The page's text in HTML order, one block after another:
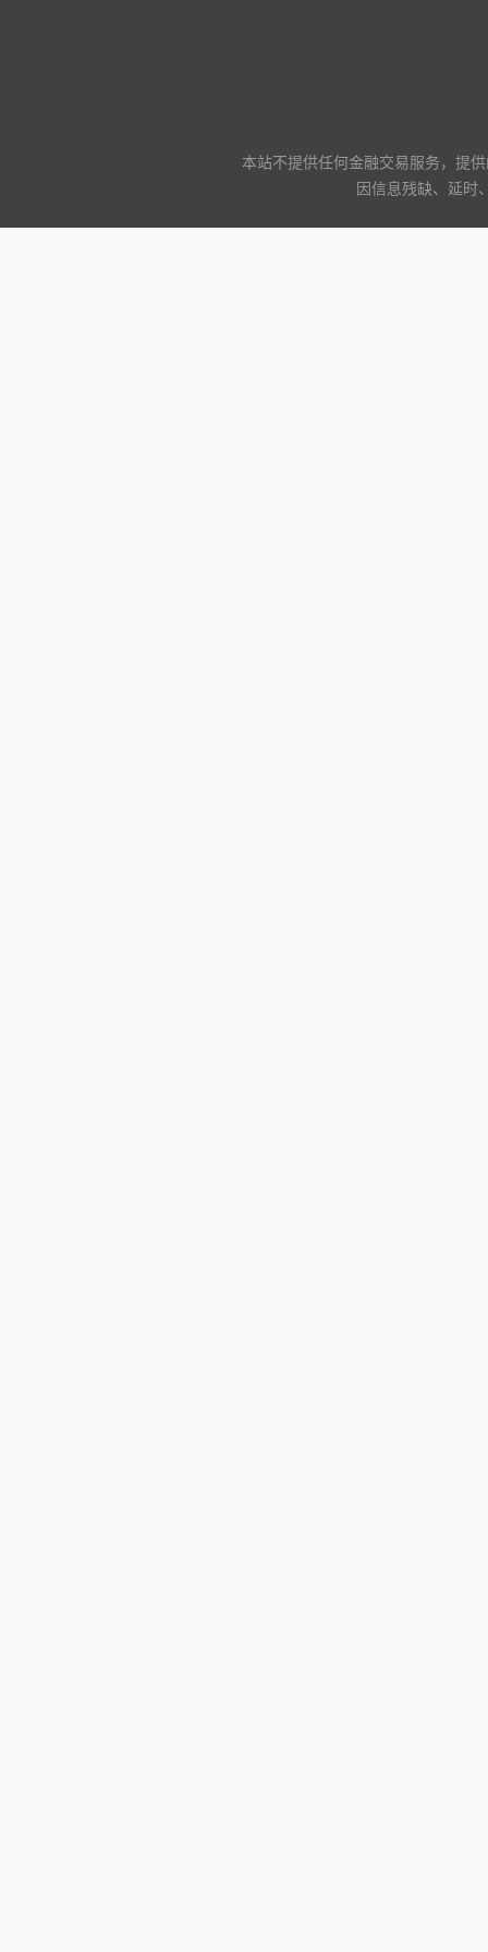
本站不提供任何金融交易服务，提
因信息残缺、延时